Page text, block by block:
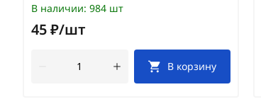
В наличии: 984 шт
45 ₽/шт
В корзину